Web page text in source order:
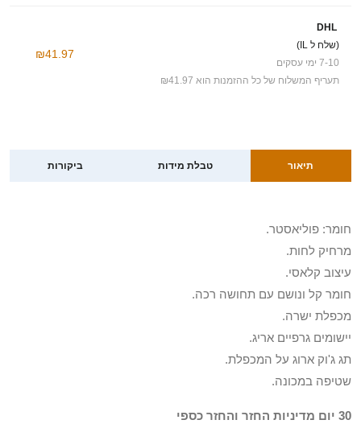
DHL
(שלח ל IL)
7-10 ימי עסקים
תעריף המשלוח של כל ההזמנות הוא ₪41.97
₪41.97
תיאור טבלת מידות ביקורות
חומר: פוליאסטר.
מרחיק לחות.
עיצוב קלאסי.
חומר קל ונושם עם תחושה רכה.
מכפלת ישרה.
יישומים גרפיים אריג.
תג ג'וק ארוג על המכפלת.
שטיפה במכונה.
30 יום מדיניות החזר והחזר כספי